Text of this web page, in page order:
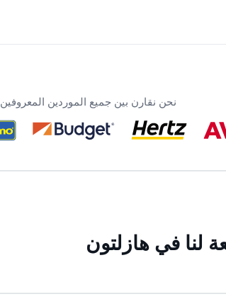
نحن نقارن بين جميع الموردين المعروفين
لنا في هازلتون